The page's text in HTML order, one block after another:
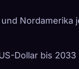
und Nordamerika
Dollar bis